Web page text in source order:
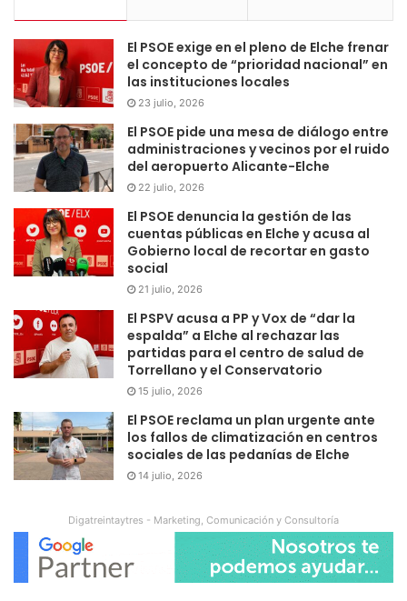
El PSOE exige en el pleno de Elche frenar
el concepto de “prioridad nacional” en
las instituciones locales
23 julio, 2026
El PSOE pide una mesa de diálogo entre
administraciones y vecinos por el ruido
del aeropuerto Alicante-Elche
22 julio, 2026
El PSOE denuncia la gestión de las
cuentas públicas en Elche y acusa al
Gobierno local de recortar en gasto
social
21 julio, 2026
El PSPV acusa a PP y Vox de “dar la
espalda” a Elche al rechazar las
partidas para el centro de salud de
Torrellano y el Conservatorio
15 julio, 2026
El PSOE reclama un plan urgente ante
los fallos de climatización en centros
sociales de las pedanías de Elche
14 julio, 2026
Digatreintaytres - Marketing, Comunicación y Consultoría